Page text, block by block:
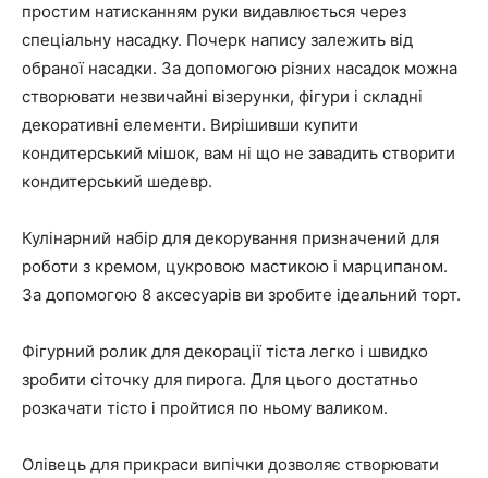
простим натисканням руки видавлюється через
спеціальну насадку. Почерк напису залежить від
обраної насадки. За допомогою різних насадок можна
створювати незвичайні візерунки, фігури і складні
декоративні елементи. Вирішивши купити
кондитерський мішок, вам ні що не завадить створити
кондитерський шедевр.
Кулінарний набір для декорування призначений для
роботи з кремом, цукровою мастикою і марципаном.
За допомогою 8 аксесуарів ви зробите ідеальний торт.
Фігурний ролик для декорації тіста легко і швидко
зробити сіточку для пирога. Для цього достатньо
розкачати тісто і пройтися по ньому валиком.
Олівець для прикраси випічки дозволяє створювати